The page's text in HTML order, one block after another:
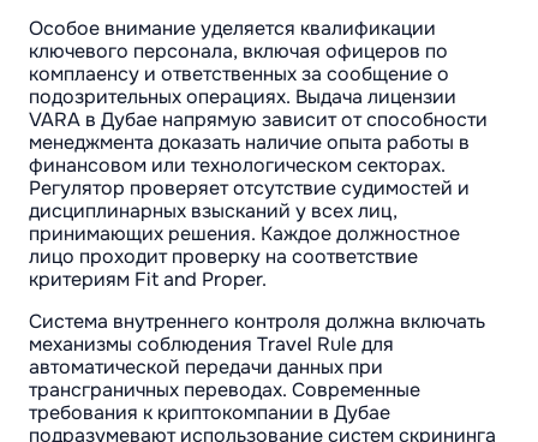
Особое внимание уделяется квалификации
ключевого персонала, включая офицеров по
комплаенсу и ответственных за сообщение о
подозрительных операциях. Выдача лицензии
VARA в Дубае напрямую зависит от способности
менеджмента доказать наличие опыта работы в
финансовом или технологическом секторах.
Регулятор проверяет отсутствие судимостей и
дисциплинарных взысканий у всех лиц,
принимающих решения. Каждое должностное
лицо проходит проверку на соответствие
критериям Fit and Proper.
Система внутреннего контроля должна включать
механизмы соблюдения Travel Rule для
автоматической передачи данных при
трансграничных переводах. Современные
требования к криптокомпании в Дубае
подразумевают использование систем скрининга